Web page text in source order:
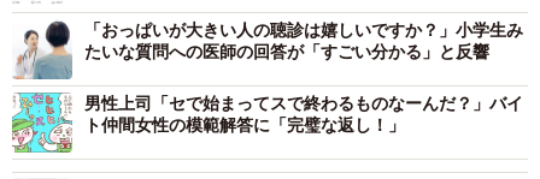
「おっぱいが大きい人の聴診は嬉しいですか？」小学生み
たいな質問への医師の回答が「すごい分かる」と反響
男性上司「セで始まってスで終わるものなーんだ？」バイ
ト仲間女性の模範解答に「完璧な返し！」